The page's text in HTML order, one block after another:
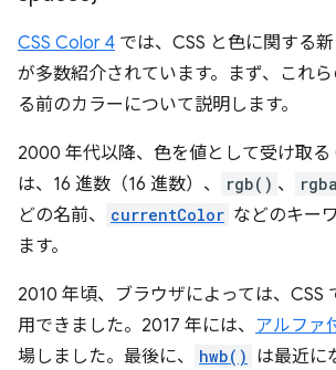
CSS Color 4 では、CSS と色に関する
が多数紹介されています。まず、これ
る前のカラーについて説明します。
2000 年代以降、色を値として受け取る
は、16 進数（16 進数）、
rgb() 、
どの名前、
currentColor などのキー
ます。
2010 年頃、ブラウザによっては、CSS
用できました。2017 年には、 アルファ
場しました。最後に、
hwb() は最近に